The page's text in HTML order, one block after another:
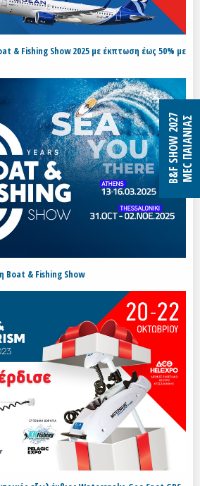
& Fishing Show 2025 με έκπτωση έως 50% με
Boat & Fishing Show
B&F SHOW 2027MEC ΠΑΙΑΝΙΑΣ